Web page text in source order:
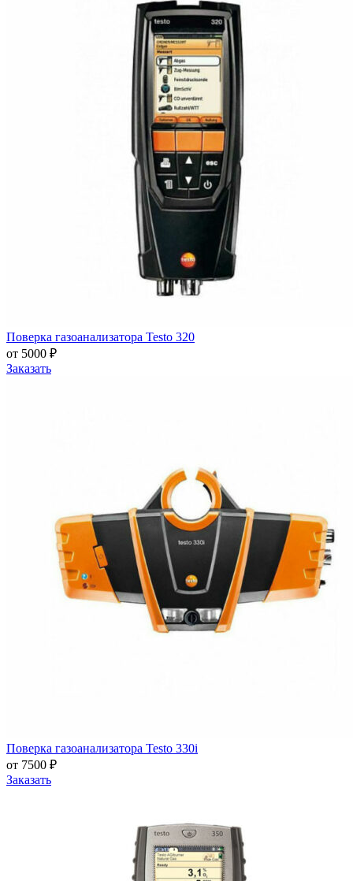
Поверка газоанализатора Testo 320
от 5000 ₽
Заказать
Поверка газоанализатора Testo 330i
от 7500 ₽
Заказать